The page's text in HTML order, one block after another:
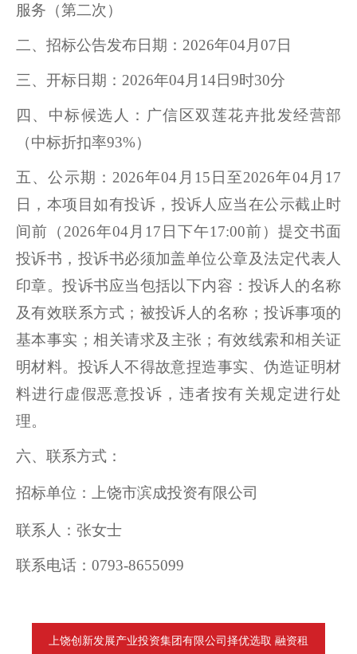
服务（第二次）
二、招标公告发布日期： 2026年04月07日
三、开标日期： 2026年04月14日9时30分
四、中标候选人：广信区双莲花卉批发经营部
（中标折扣率93%）
五、公示期： 2026年04月15日至2026年04月17
日， 本项目如有投诉，投诉人应当在公示截止时
间前（ 2026年04月17日下午17:00前）提交书面
投诉书，投诉书必须加盖单位公章及法定代表人
印章。投诉书应当包括以下内容：投诉人的名称
及有效联系方式；被投诉人的名称；投诉事项的
基本事实；相关请求及主张；有效线索和相关证
明材料。投诉人不得故意捏造事实、伪造证明材
料进行虚假恶意投诉，违者按有关规定进行处
理。
六、联系方式：
招标单位：上饶市滨成投资有限公司
联系人：张女士
联系电话： 0793-8655099
上饶创新发展产业投资集团有限公司择优选取 融资租